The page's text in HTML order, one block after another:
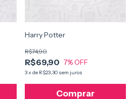
Harry Potter
R$69,90
R$74,90
7% OFF
3x de R$23,30 sem juros
Comprar